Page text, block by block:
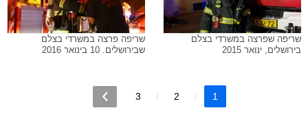
שריפה שפרצה במשרדי בצלם
בירושלים, ינואר 2015
שריפה פרצה במשרדי בצלם
שבירושלים. 10 בינואר 2016
1
2
3